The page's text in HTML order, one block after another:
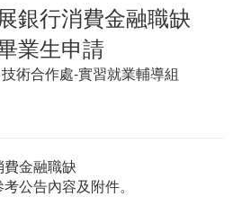
銀行消費金融職缺
業生申請
技術合作處-實習就業輔導組
費金融職缺
公告內容及附件。